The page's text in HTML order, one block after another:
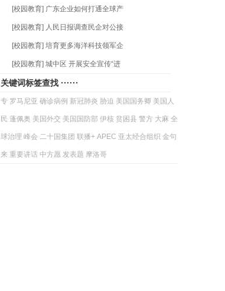
[校园教育] 广东企业如何打通全球产
[校园教育] 人民日报调查民企对公接
[校园教育] 培育更多海洋科技领军企
[校园教育] 城中区 开展安全宣传“进
关键词标签查找 ······
专 罗马尼亚 确诊病例 新冠肺炎 胁迫 美国国务卿 美国人
民 蓬佩奥 美国外交 美国国防部 伊核 贫困县 警方 大麻 全
球治理 峰会 二十国集团 联播+ APEC 亚太经合组织 金句
来 重要讲话 中方愿 发表题 摩洛哥